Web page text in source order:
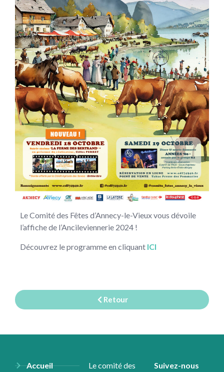
Le Comité des Fêtes d’Annecy-le-Vieux vous dévoile
l’affiche de l’Ancileviennerie 2024 !
Découvrez le programme en cliquant ICI
Retour
Accueil Le comité des Suivez-nous